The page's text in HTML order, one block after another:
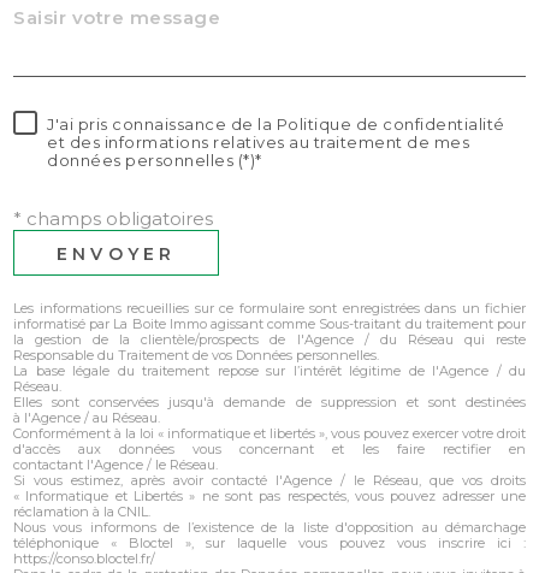
J'ai pris connaissance de la Politique de confidentialité
et des informations relatives au traitement de mes
données personnelles (*)*
* champs obligatoires
ENVOYER
Les informations recueillies sur ce formulaire sont enregistrées dans un fichier
informatisé par La Boite Immo agissant comme Sous-traitant du traitement pour
la gestion de la clientèle/prospects de l'Agence / du Réseau qui reste
Responsable du Traitement de vos Données personnelles.
La base légale du traitement repose sur l’intérêt légitime de l'Agence / du
Réseau.
Elles sont conservées jusqu'à demande de suppression et sont destinées
à l'Agence / au Réseau.
Conformément à la loi « informatique et libertés », vous pouvez exercer votre droit
d'accès aux données vous concernant et les faire rectifier en
contactant l'Agence / le Réseau.
Si vous estimez, après avoir contacté l'Agence / le Réseau, que vos droits
« Informatique et Libertés » ne sont pas respectés, vous pouvez adresser une
réclamation à la CNIL.
Nous vous informons de l’existence de la liste d'opposition au démarchage
téléphonique « Bloctel », sur laquelle vous pouvez vous inscrire ici :
https://conso.bloctel.fr/